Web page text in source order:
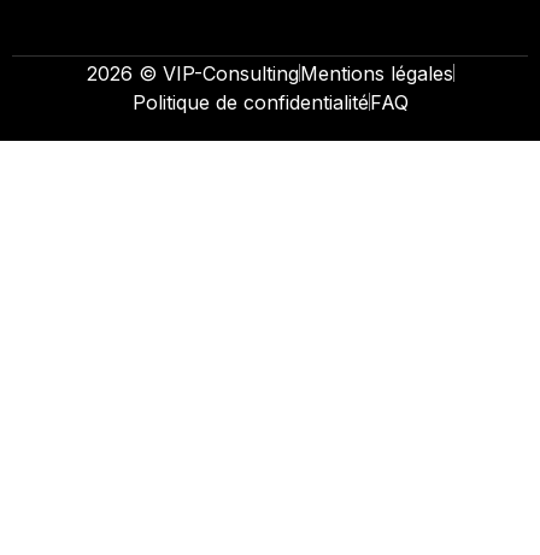
2026 © VIP-ConsultingMentions légales
Politique de confidentialitéFAQ